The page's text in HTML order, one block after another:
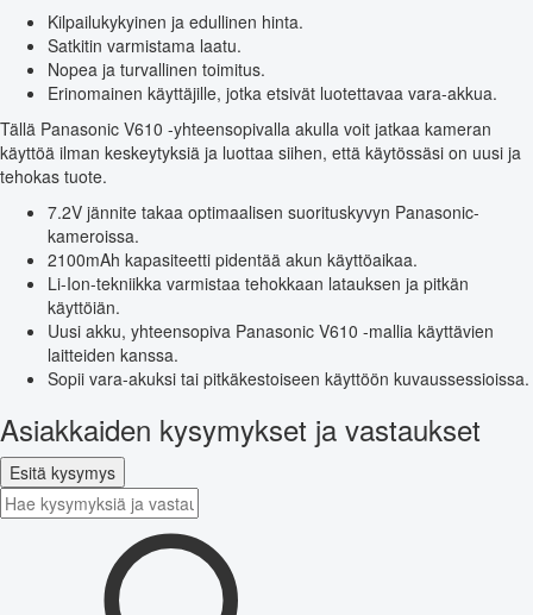
Kilpailukykyinen ja edullinen hinta.
Satkitin varmistama laatu.
Nopea ja turvallinen toimitus.
Erinomainen käyttäjille, jotka etsivät luotettavaa vara-akkua.
Tällä Panasonic V610 -yhteensopivalla akulla voit jatkaa kameran
käyttöä ilman keskeytyksiä ja luottaa siihen, että käytössäsi on uusi ja
tehokas tuote.
7.2V jännite takaa optimaalisen suorituskyvyn Panasonic-
kameroissa.
2100mAh kapasiteetti pidentää akun käyttöaikaa.
Li-Ion-tekniikka varmistaa tehokkaan latauksen ja pitkän
käyttöiän.
Uusi akku, yhteensopiva Panasonic V610 -mallia käyttävien
laitteiden kanssa.
Sopii vara-akuksi tai pitkäkestoiseen käyttöön kuvaussessioissa.
Asiakkaiden kysymykset ja vastaukset
Esitä kysymys